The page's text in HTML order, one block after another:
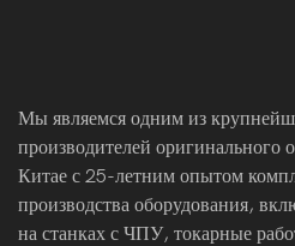
Мы являемся одним из
производителей оригинального
Китае с 25-летним опытом
производства оборудования,
на станках с ЧПУ, токарные